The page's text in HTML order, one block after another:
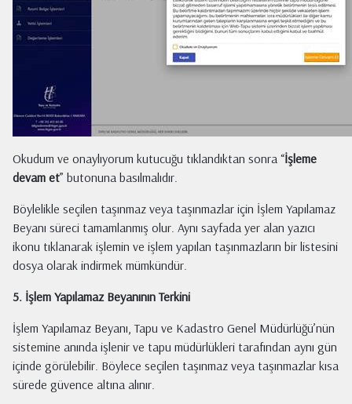
Okudum ve onaylıyorum kutucuğu tıklandıktan sonra “İşleme
devam et” butonuna basılmalıdır.
Böylelikle seçilen taşınmaz veya taşınmazlar için İşlem Yapılamaz
Beyanı süreci tamamlanmış olur. Aynı sayfada yer alan yazıcı
ikonu tıklanarak işlemin ve işlem yapılan taşınmazların bir listesini
dosya olarak indirmek mümkündür.
5. İşlem Yapılamaz Beyanının Terkini
İşlem Yapılamaz Beyanı, Tapu ve Kadastro Genel Müdürlüğü’nün
sistemine anında işlenir ve tapu müdürlükleri tarafından aynı gün
içinde görülebilir. Böylece seçilen taşınmaz veya taşınmazlar kısa
sürede güvence altına alınır.